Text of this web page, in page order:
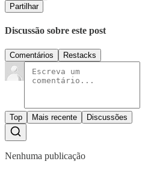
Partilhar
Discussão sobre este post
Comentários Restacks
Top Mais recente Discussões
Nenhuma publicação